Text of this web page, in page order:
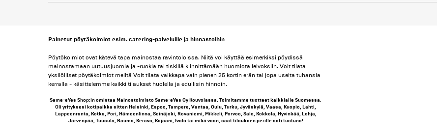
Painetut pöytäkolmiot esim. catering-palveluille ja hinnastoihin
Pöytökolmiot ovat kätevä tapa mainostaa ravintoloissa. Niitä voi käyttää esimerkiksi pöydissä
mainostamaan uutuusjuomia ja -ruokia tai tiskillä kiinnittämään huomiota leivoksiin. Voit tilata
yksilölliset pöytäkolmiot meiltä Voit tilata vaikkapa vain pienen 25 kortin erän tai jopa useita tuhansia
kerralla - käsittelemme kaikki tilaukset huolella ja edullisin hinnoin.
Same-eYes Shop:in omistaa Mainostoimisto Same-eYes Oy Kouvolassa. Toimitamme tuotteet kaikkialle Suomessa.
Oli yrityksesi kotipaikka sitten Helsinki, Espoo, Tampere, Vantaa, Oulu, Turku, Jyväskylä, Vaasa, Kuopio, Lahti,
Lappeenranta, Kotka, Pori, Hämeenlinna, Seinäjoki, Rovaniemi, Mikkeli, Porvoo, Salo, Kokkola, Hyvinkää, Lohja,
Järvenpää, Tuusula, Rauma, Kerava, Kajaani, Ivalo tai mikä vaan, saat tilauksen perille asti tuotuna!